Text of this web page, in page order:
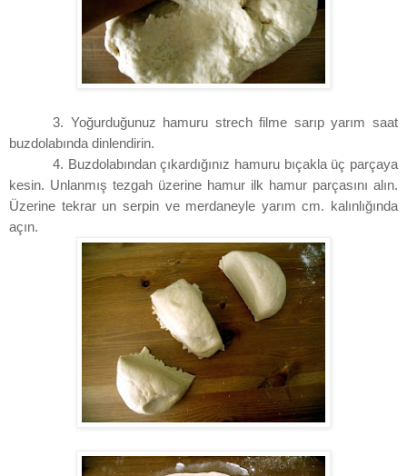
3. Yoğurduğunuz hamuru strech filme sarıp yarım saat
buzdolabında dinlendirin.
4. Buzdolabından çıkardığınız hamuru bıçakla üç parçaya
kesin. Unlanmış tezgah üzerine hamur ilk hamur parçasını alın.
Üzerine tekrar un serpin ve merdaneyle yarım cm. kalınlığında
açın.